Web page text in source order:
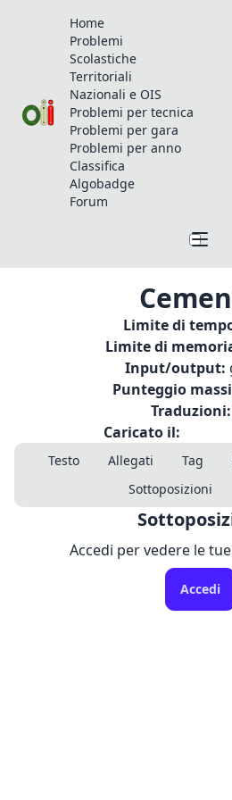
Home
Problemi
Scolastiche
Territoriali
Nazionali e OIS
Problemi per tecnica
Problemi per gara
Problemi per anno
Classifica
Algobadge
Forum
Limite di
Limite di
Input/output:
Punteggio
Traduzioni:
Caricato il:
Testo Allegati Tag
Sottoposizioni
Accedi per vedere le
Accedi